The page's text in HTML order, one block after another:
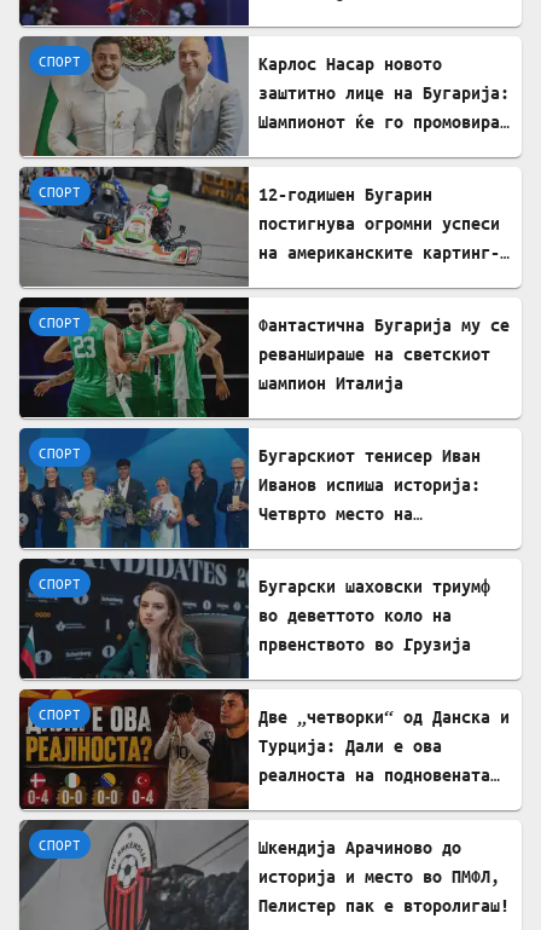
СПОРТ
Карлос Насар новото
заштитно лице на Бугарија:
Шампионот ќе го промовира
СПОРТ
12-годишен Бугарин
постигнува огромни успеси
на американските картинг-
СПОРТ
Фантастична Бугарија му се
реваншираше на светскиот
шампион Италија
СПОРТ
Бугарскиот тенисер Иван
Иванов испиша историја:
Четврто место на
СПОРТ
Бугарски шаховски триумф
во деветтото коло на
првенството во Грузија
СПОРТ
Две „четворки“ од Данска и
Турција: Дали е ова
реалноста на подновената
СПОРТ
Шкендија Арачиново до
историја и место во ПМФЛ,
Пелистер пак e второлигаш!